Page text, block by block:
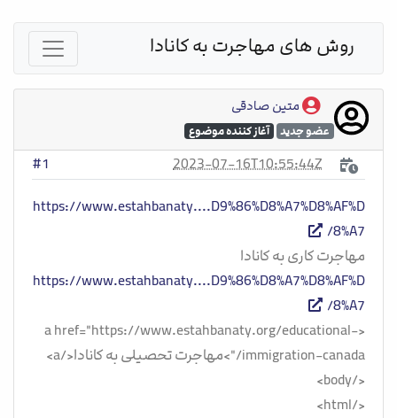
روش های مهاجرت به کانادا
متین صادقی
عضو جدید آغاز کننده موضوع
2023-07-16T10:55:44Z
#1
https://www.estahbanaty....D9%86%D8%A7%D8%AF%D
8%A7/
مهاجرت کاری به کانادا
https://www.estahbanaty....D9%86%D8%A7%D8%AF%D
8%A7/
<a href="https://www.estahbanaty.org/educational-
immigration-canada/">مهاجرت تحصیلی به کانادا</a>
</body>
</html>